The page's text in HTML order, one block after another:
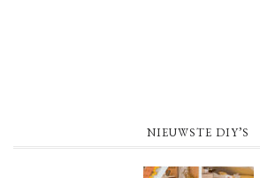
NIEUWSTE DIY’S